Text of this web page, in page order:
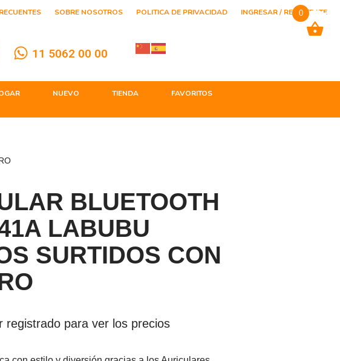
SOBRE NOSOTROS POLITICA DE PRIVACIDAD INGRESAR / REGISTRATE
11 5062 00 00
NUEVO TIENDA
FAVORITOS
BLUETOOTH
LABUBU
SURTIDOS CON
registrado para ver los precios
0